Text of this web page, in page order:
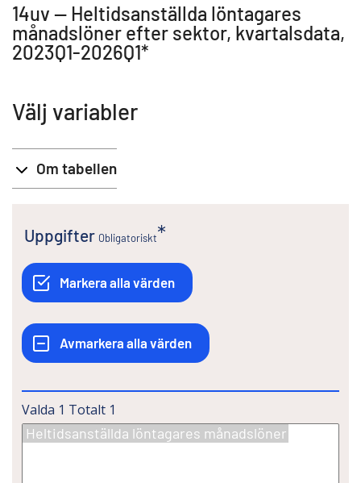
14uv -- Heltidsanställda löntagares
månadslöner efter sektor, kvartalsdata,
2023Q1-2026Q1*
Välj variabler
Om tabellen
Uppgifter Obligatoriskt
Valda 1 Totalt 1